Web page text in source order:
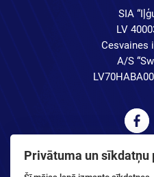
SIA
LV
Cesvaines
A/S
Privātuma un sīkdatņu